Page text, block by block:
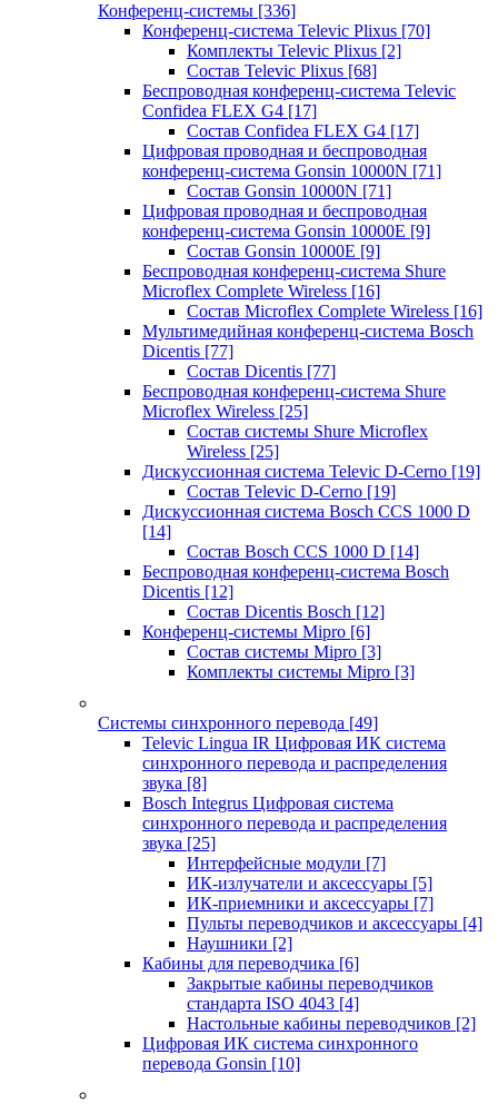
Конференц-системы [336]
Конференц-система Televic Plixus [70]
Комплекты Televic Plixus [2]
Состав Televic Plixus [68]
Беспроводная конференц-система Televic
Confidea FLEX G4 [17]
Состав Confidea FLEX G4 [17]
Цифровая проводная и беспроводная
конференц-система Gonsin 10000N [71]
Состав Gonsin 10000N [71]
Цифровая проводная и беспроводная
конференц-система Gonsin 10000E [9]
Состав Gonsin 10000E [9]
Беспроводная конференц-система Shure
Microflex Complete Wireless [16]
Состав Microflex Complete Wireless [16]
Мультимедийная конференц-система Bosch
Dicentis [77]
Состав Dicentis [77]
Беспроводная конференц-система Shure
Microflex Wireless [25]
Состав системы Shure Microflex
Wireless [25]
Дискуссионная система Televic D-Cerno [19]
Состав Televic D-Cerno [19]
Дискуссионная система Bosch CCS 1000 D
[14]
Состав Bosch CCS 1000 D [14]
Беспроводная конференц-система Bosch
Dicentis [12]
Состав Dicentis Bosch [12]
Конференц-системы Mipro [6]
Состав системы Mipro [3]
Комплекты системы Mipro [3]
Системы синхронного перевода [49]
Televic Lingua IR Цифровая ИК система
синхронного перевода и распределения
звука [8]
Bosch Integrus Цифровая система
синхронного перевода и распределения
звука [25]
Интерфейсные модули [7]
ИК-излучатели и аксессуары [5]
ИК-приемники и аксессуары [7]
Пульты переводчиков и аксессуары [4]
Наушники [2]
Кабины для переводчика [6]
Закрытые кабины переводчиков
стандарта ISO 4043 [4]
Настольные кабины переводчиков [2]
Цифровая ИК система синхронного
перевода Gonsin [10]